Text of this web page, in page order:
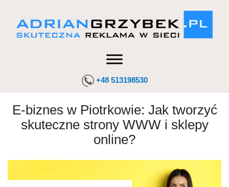
+48 513198530
E-biznes w Piotrkowie: Jak tworzyć
skuteczne strony WWW i sklepy
online?